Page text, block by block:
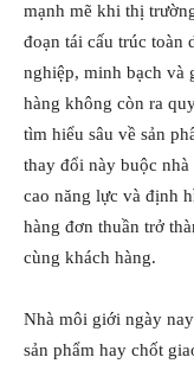
mạnh mẽ khi thị
đoạn tái cấu trúc toàn
nghiệp, minh bạch và
hàng không còn ra
tìm hiểu sâu về sản
thay đổi này buộc
cao năng lực và định
hàng đơn thuần trở
cùng khách hàng.
Nhà môi giới ngày
sản phẩm hay chốt